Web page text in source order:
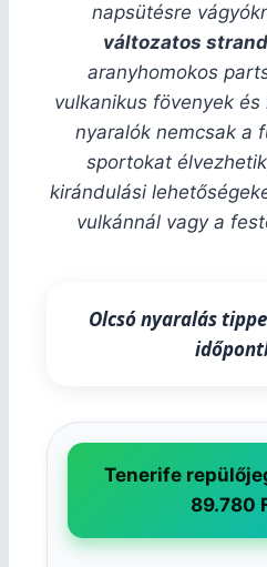
napsütésre
változatos
aranyhomokos
vulkanikus fövenyek
nyaralók nemcsak a
sportokat
kirándulási
vulkánnál vagy a
Olcsó nyaralás
Tenerife
89.780